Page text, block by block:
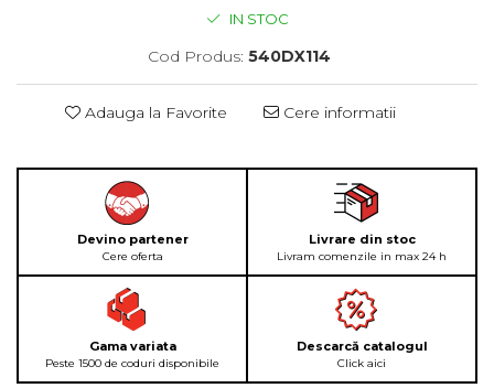
IN STOC
Cod Produs: 540DX114
Adauga la Favorite Cere informatii
Devino partener
Cere oferta
Livrare din stoc
Livram comenzile in max 24 h
Gama variata
Peste 1500 de coduri disponibile
Descarcă catalogul
Click aici